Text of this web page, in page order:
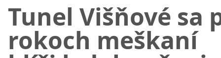
Tunel Višňové sa
rokoch meškaní